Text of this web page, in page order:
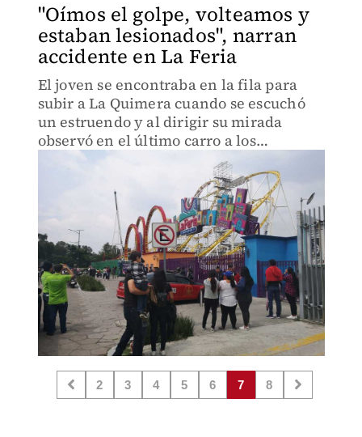
"Oímos el golpe, volteamos y
estaban lesionados", narran
accidente en La Feria
El joven se encontraba en la fila para
subir a La Quimera cuando se escuchó
un estruendo y al dirigir su mirada
observó en el último carro a los
lesionados.
2 3 4 5 6 7 8